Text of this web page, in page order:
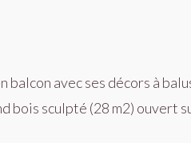
balcon avec ses décors à
bois sculpté (28 m2) ouvert